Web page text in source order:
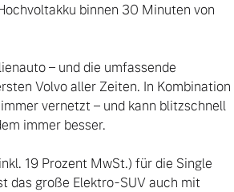
binnen 30 Minuten von
– und die umfassende
Volvo aller Zeiten. In Kombination
vernetzt – und kann blitzschnell
immer besser.
19 Prozent MwSt.) für die Single
das große Elektro-SUV auch mit